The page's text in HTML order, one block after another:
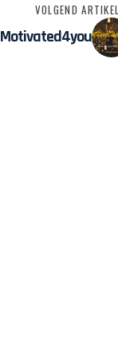
VOLGEND ARTIKEL
Motivated4you